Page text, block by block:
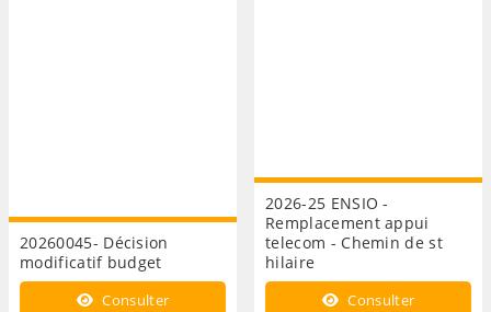
20260045- Décision
modificatif budget
Consulter
2026-25 ENSIO -
Remplacement appui
telecom - Chemin de st
hilaire
Consulter